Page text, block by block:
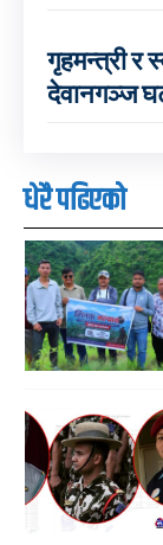
गृहमन्त्री र
देवानगञ्ज
धेरै पढिएको